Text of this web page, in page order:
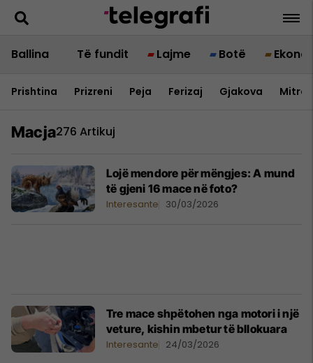
Ballina Të fundit Lajme Botë
Prishtina Prizreni Peja Ferizaj Gjakova
Macja276 Artikuj
Lojë mendore për mëngjes: A mund
të gjeni 16 mace në foto?
Interesante 30/03/2026
Tre mace shpëtohen nga motori i një
veture, kishin mbetur të bllokuara
Interesante 24/03/2026